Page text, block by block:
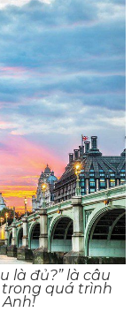
là đủ?” là câu
quá trình